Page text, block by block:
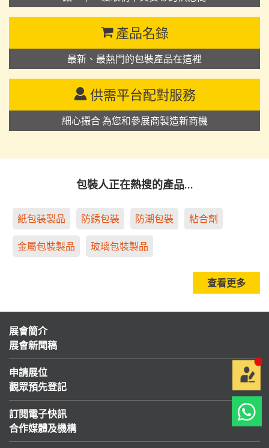
產品名錄
最新、最熱門的包裝產品在這裡
供需平台配對服務
細心撮合 為您和參展商製造新商機
包裝人正在熱搜的產品…
紙包裝製品 防銹包裝 防潮包裝 粘合劑
金屬包裝製品 玻璃包裝製品
查看更多
展會簡介
展會新聞稿
申請展位
觀眾預先登記
訂閱電子快訊
合作媒體及機構